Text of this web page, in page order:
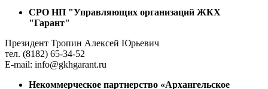
СРО НП "Управляющих организаций ЖКХ
"Гарант"
Президент Тропин Алексей Юрьевич
тел. (8182) 65-34-52
E-mail: info@gkhgarant.ru
Некоммерческое партнерство «Архангельское